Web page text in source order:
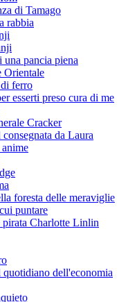
di Tamago
rabbia
pancia piena
Orientale
ferro
esserti preso cura di me
Cracker
da Laura
foresta delle meraviglie
puntare
Charlotte Linlin
dell'economia